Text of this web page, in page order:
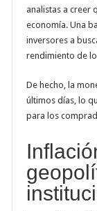
analistas a creer
economía. Una
inversores a
rendimiento de
De hecho, la
últimos días, lo
para los